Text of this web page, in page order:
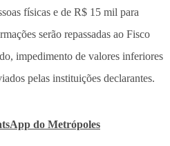
físicas e de R$ 15 mil para
serão repassadas ao Fisco
impedimento de valores inferiores
pelas instituições declarantes.
do Metrópoles